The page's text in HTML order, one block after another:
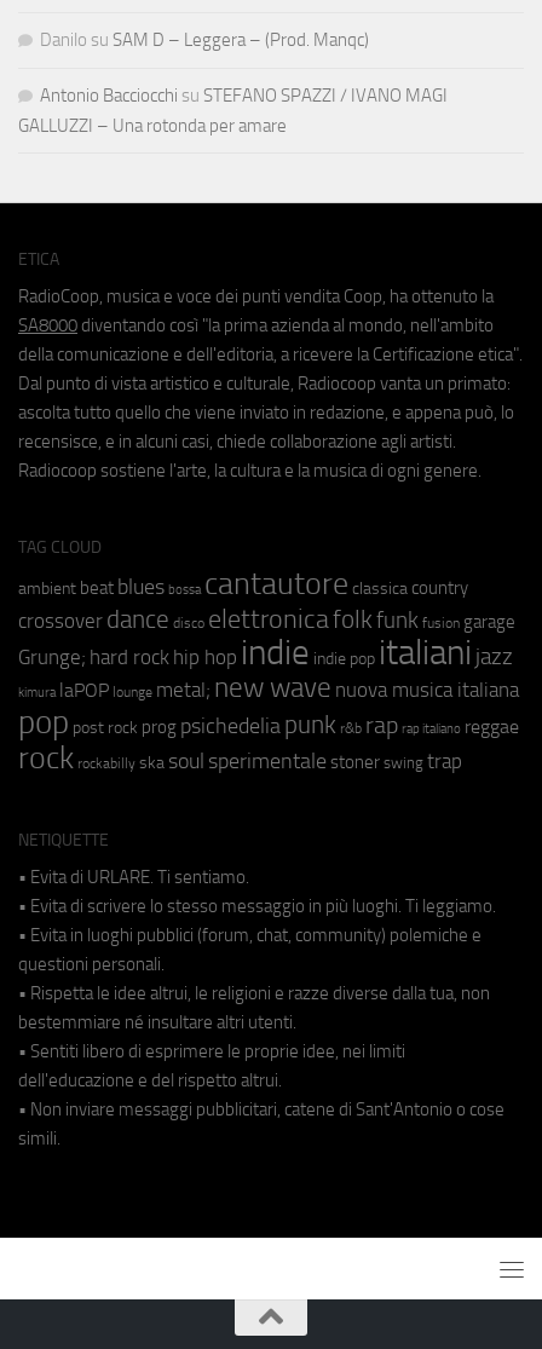
Danilo su SAM D – Leggera – (Prod. Manqc)
Antonio Bacciocchi su STEFANO SPAZZI / IVANO MAGI
GALLUZZI – Una rotonda per amare
ETICA
RadioCoop, musica e voce dei punti vendita Coop, ha ottenuto la
SA8000 diventando così "la prima azienda al mondo, nell'ambito
della comunicazione e dell'editoria, a ricevere la Certificazione etica".
Dal punto di vista artistico e culturale, Radiocoop vanta un primato:
ascolta tutto quello che viene inviato in redazione, e appena può, lo
recensisce, e in alcuni casi, chiede collaborazione agli artisti.
Radiocoop sostiene l'arte, la cultura e la musica di ogni genere.
TAG CLOUD
ambient beat blues bossa cantautore classica country
crossover dance disco elettronicafolkfunk fusion garage
Grunge; hard rock hip hop indie indie pop italiani jazz
kimura laPOP lounge metal; new wave nuova musica italiana
pop post rock prog psichedeliapunk r&b rap rap italiano reggae
rock rockabilly ska soul sperimentale stoner swing trap
NETIQUETTE
• Evita di URLARE. Ti sentiamo.
• Evita di scrivere lo stesso messaggio in più luoghi. Ti leggiamo.
• Evita in luoghi pubblici (forum, chat, community) polemiche e
questioni personali.
• Rispetta le idee altrui, le religioni e razze diverse dalla tua, non
bestemmiare né insultare altri utenti.
• Sentiti libero di esprimere le proprie idee, nei limiti
dell'educazione e del rispetto altrui.
• Non inviare messaggi pubblicitari, catene di Sant'Antonio o cose
simili.